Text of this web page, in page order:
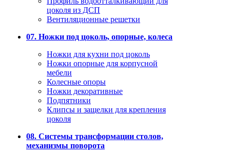
цоколя из ДСП
Вентиляционные решетки
07. Ножки под цоколь, опорные, колеса
Ножки для кухни под цоколь
Ножки опорные для корпусной
мебели
Колесные опоры
Ножки декоративные
Подпятники
Клипсы и защелки для крепления
цоколя
08. Системы трансформации столов,
механизмы поворота